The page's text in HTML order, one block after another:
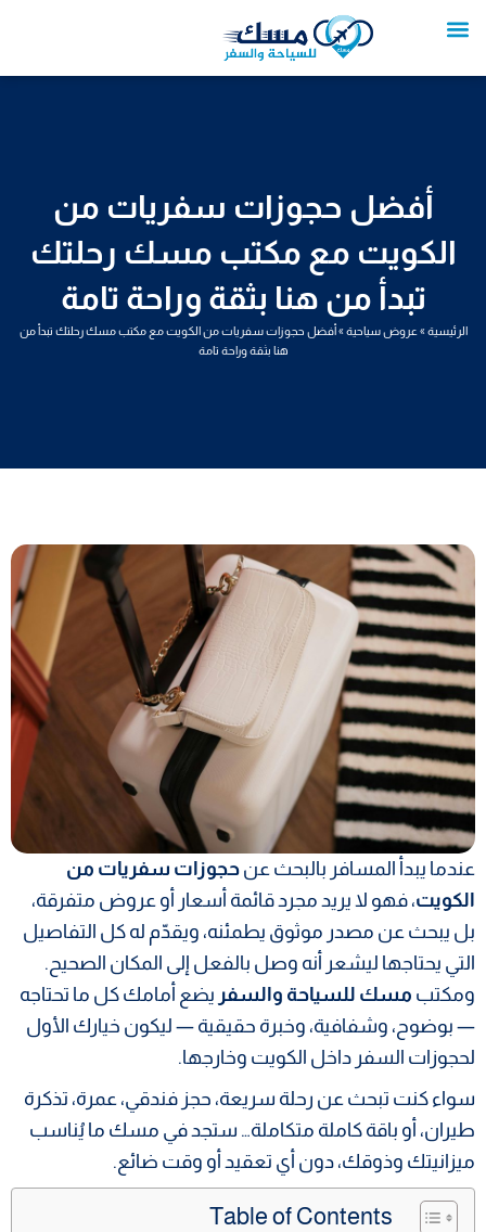
إلى
أفضل حجوزات سفريات من
الكويت مع مكتب مسك رحلتك
تبدأ من هنا بثقة وراحة تامة
الرئيسية» عروض سياحية»أفضل حجوزات سفريات من الكويت مع مكتب مسك رحلتك تبدأ من
هنا بثقة وراحة تامة
عندما يبدأ المسافر بالبحث عن حجوزات سفريات من
الكويت، فهو لا يريد مجرد قائمة أسعار أو عروض متفرقة،
بل يبحث عن مصدر موثوق يطمئنه، ويقدّم له كل التفاصيل
التي يحتاجها ليشعر أنه وصل بالفعل إلى المكان الصحيح.
ومكتب مسك للسياحة والسفر يضع أمامك كل ما تحتاجه
— بوضوح، وشفافية، وخبرة حقيقية — ليكون خيارك الأول
لحجوزات السفر داخل الكويت وخارجها.
سواء كنت تبحث عن رحلة سريعة، حجز فندقي، عمرة، تذكرة
طيران، أو باقة كاملة متكاملة… ستجد في مسك ما يُناسب
ميزانيتك وذوقك، دون أي تعقيد أو وقت ضائع.
Table of Contents